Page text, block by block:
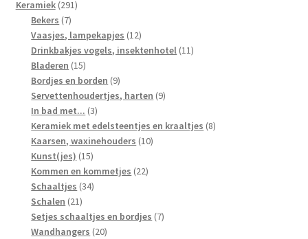
Keramiek 291291
Bekers 77
producten
Vaasjes, lampekapjes 1212
producten
Drinkbakjes vogels, insektenhotel 1111
Bladeren 1515
producten
Bordjes en borden 99
producten
Servettenhoudertjes, harten 99
In bad met... 33
producten
Keramiek met edelsteentjes en kraaltjes 88
Kaarsen, waxinehouders 1010
Kunst(jes) 1515
producten
Kommen en kommetjes 2222
Schaaltjes 3434
Schalen 2121
producten
Setjes schaaltjes en bordjes 77
Wandhangers 2020